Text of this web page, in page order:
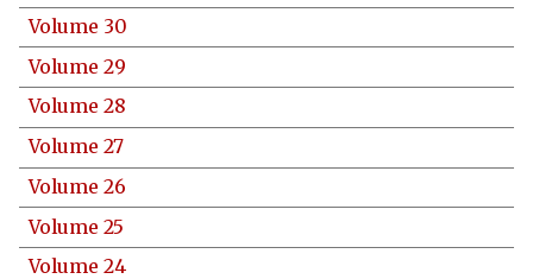
Volume 30
Volume 29
Volume 28
Volume 27
Volume 26
Volume 25
Volume 24